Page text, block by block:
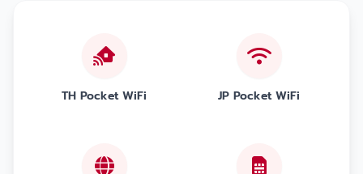
TH Pocket WiFi JP Pocket WiFi